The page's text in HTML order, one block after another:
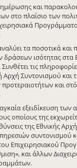
και
στο πλαίσιο των
τα ποσοτικά και
ισότητας στα
τις
Αρχή Συντονισμού και
και
εξειδίκευση των
οποίους της
της Εθνικής
συντονισμού
Επιχειρησιακού
και άλλων